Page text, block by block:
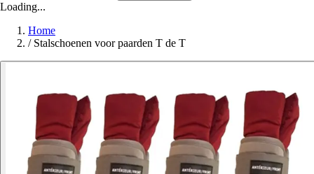
Loading...
Home
/ Stalschoenen voor paarden T de T